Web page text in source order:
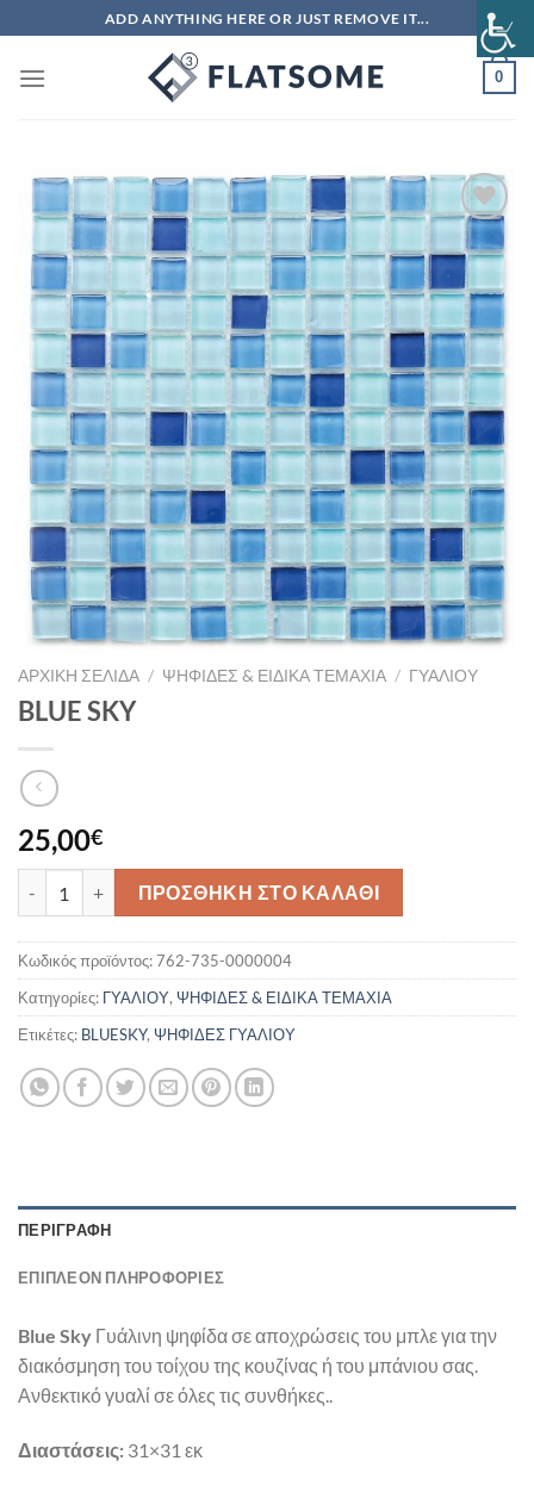
στο
περιεχόμενο
ADD ANYTHING HERE OR JUST REMOVE IT...
0
Πρόσθήκη
στην λίστα
επιθυμιών
ΑΡΧΙΚΉ ΣΕΛΊΔΑ / ΨΗΦΙΔΕΣ & ΕΙΔΙΚΑ ΤΕΜΑΧΙΑ / ΓΥΑΛΙΟΥ
BLUE SKY
25,00€
BLUE SKY ποσότητα
ΠΡΟΣΘΉΚΗ ΣΤΟ ΚΑΛΆΘΙ
Κωδικός προϊόντος:762-735-0000004
Κατηγορίες: ΓΥΑΛΙΟΥ, ΨΗΦΙΔΕΣ & ΕΙΔΙΚΑ ΤΕΜΑΧΙΑ
Ετικέτες: BLUESKY, ΨΗΦΙΔΕΣ ΓΥΑΛΙΟΥ
ΠΕΡΙΓΡΑΦΉ
ΕΠΙΠΛΈΟΝ ΠΛΗΡΟΦΟΡΊΕΣ
Blue Sky Γυάλινη ψηφίδα σε αποχρώσεις του μπλε για την
διακόσμηση του τοίχου της κουζίνας ή του μπάνιου σας.
Ανθεκτικό γυαλί σε όλες τις συνθήκες..
Διαστάσεις: 31×31 εκ